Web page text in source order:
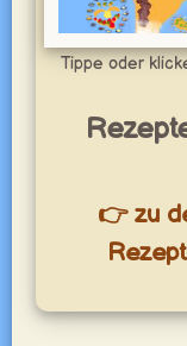
Tippe oder
👉 zu